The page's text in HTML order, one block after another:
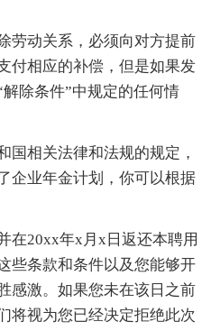
劳动关系，必须向对方提前
付相应的补偿，但是如果发
除条件”中规定的任何情
国相关法律和法规的规定，
企业年金计划，你可以根据
在20xx年x月x日返还本聘用
些条款和条件以及您能够开
感激。如果您未在该日之前
将视为您已经决定拒绝此次